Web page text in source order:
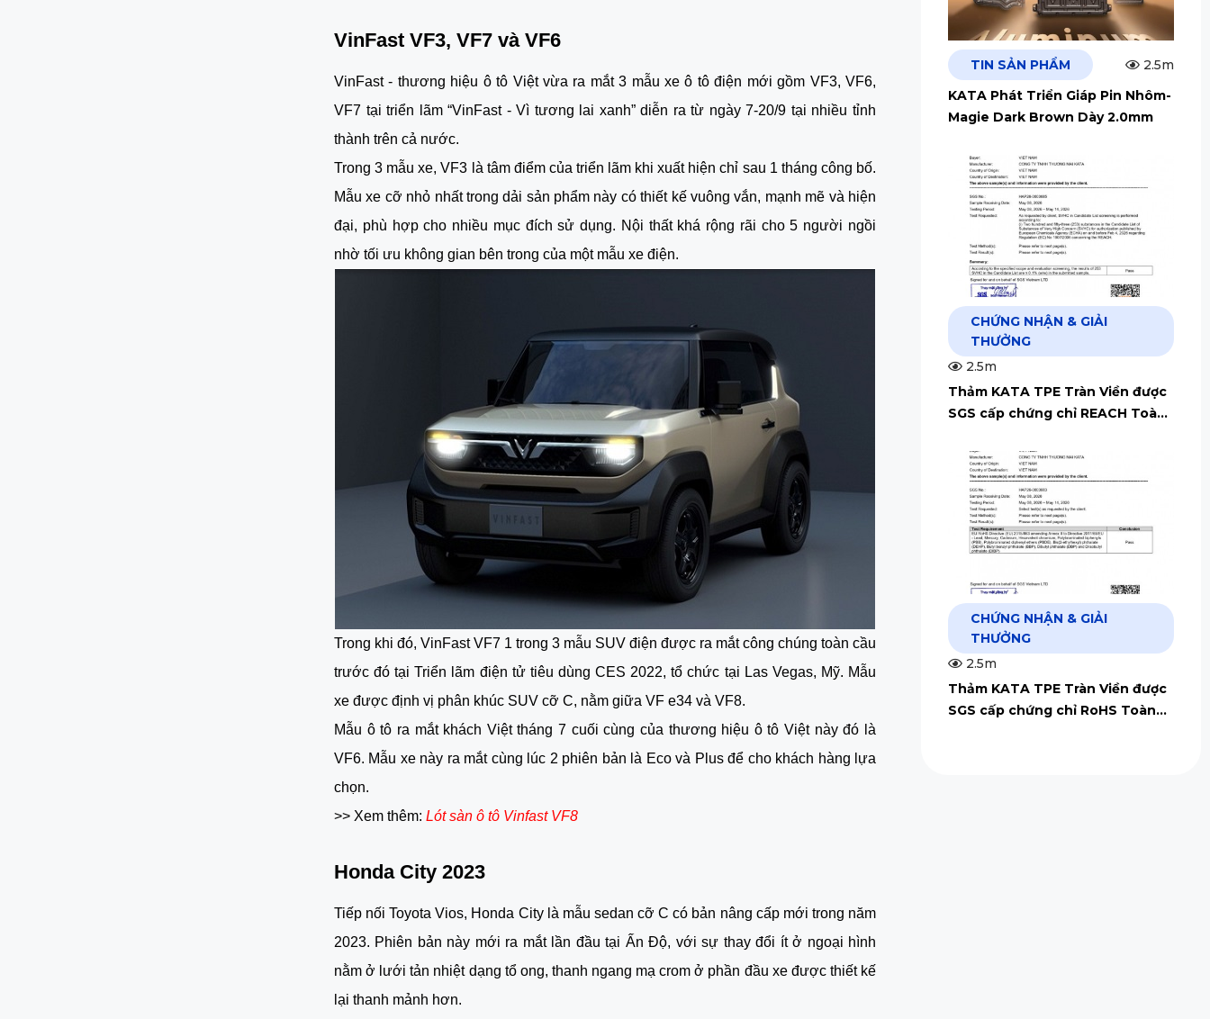
VinFast VF3, VF7 và VF6
VinFast - thương hiệu ô tô Việt vừa ra mắt 3 mẫu xe ô tô điện mới gồm VF3, VF6,
VF7 tại triển lãm “VinFast - Vì tương lai xanh” diễn ra từ ngày 7-20/9 tại nhiều tỉnh
thành trên cả nước.
Trong 3 mẫu xe, VF3 là tâm điểm của triển lãm khi xuất hiện chỉ sau 1 tháng công bố.
Mẫu xe cỡ nhỏ nhất trong dải sản phẩm này có thiết kế vuông vắn, mạnh mẽ và hiện
đại, phù hợp cho nhiều mục đích sử dụng. Nội thất khá rộng rãi cho 5 người ngồi
nhờ tối ưu không gian bên trong của một mẫu xe điện.
Trong khi đó, VinFast VF7 1 trong 3 mẫu SUV điện được ra mắt công chúng toàn cầu
trước đó tại Triển lãm điện tử tiêu dùng CES 2022, tổ chức tại Las Vegas, Mỹ. Mẫu
xe được định vị phân khúc SUV cỡ C, nằm giữa VF e34 và VF8.
Mẫu ô tô ra mắt khách Việt tháng 7 cuối cùng của thương hiệu ô tô Việt này đó là
VF6. Mẫu xe này ra mắt cùng lúc 2 phiên bản là Eco và Plus để cho khách hàng lựa
chọn.
>> Xem thêm: Lót sàn ô tô Vinfast VF8
Honda City 2023
Tiếp nối Toyota Vios, Honda City là mẫu sedan cỡ C có bản nâng cấp mới trong năm
2023. Phiên bản này mới ra mắt lần đầu tại Ấn Độ, với sự thay đổi ít ở ngoại hình
nằm ở lưới tản nhiệt dạng tổ ong, thanh ngang mạ crom ở phần đầu xe được thiết kế
lại thanh mảnh hơn.
TIN SẢN PHẨM
2.5m
KATA Phát Triển Giáp Pin Nhôm-
Magie Dark Brown Dày 2.0mm
CHỨNG NHẬN & GIẢI
THƯỞNG
2.5m
Thảm KATA TPE Tràn Viền được
SGS cấp chứng chỉ REACH Toàn
CHỨNG NHẬN & GIẢI
THƯỞNG
2.5m
Thảm KATA TPE Tràn Viền được
SGS cấp chứng chỉ RoHS Toàn